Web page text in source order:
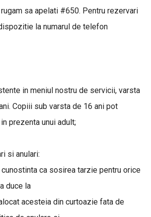
sa apelati #650. Pentru rezervari
la numarul de telefon
in meniul nostru de servicii, varsta
Copiii sub varsta de 16 ani pot
prezenta unui adult;
si anulari:
cunostinta ca sosirea tarzie pentru orice
duce la
acesteia din curtoazie fata de